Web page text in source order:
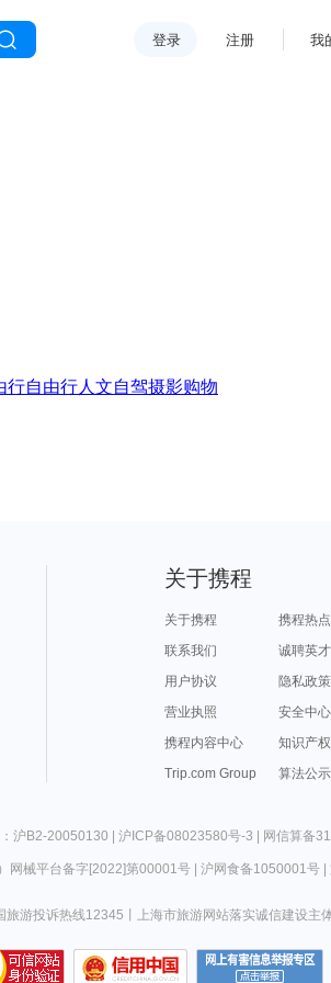
登录 注册 我
行自由行人文自驾摄影购物
关于携程
关于携程
携程热点
联系我们
诚聘英才
用户协议
隐私政策
营业执照
安全中心
携程内容中心
知识产权
Trip.com Group
算法公示
沪B2-20050130 | 沪ICP备08023580号-3 | 网信算备
）网械平台备字[2022]第00001号| 沪网食备1050001号|
旅游投诉热线12345 上海市旅游网站落实诚信建设主